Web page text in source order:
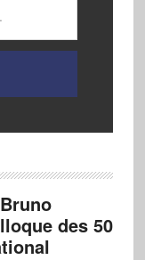
des 50